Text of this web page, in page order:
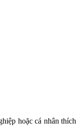
hoặc cá nhân thích